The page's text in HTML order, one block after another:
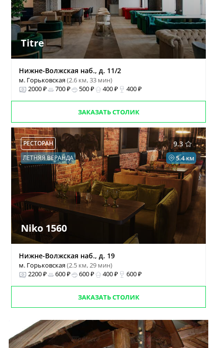
Titre
Нижне-Волжская наб., д. 11/2
м. Горьковская(2.6 км, 33 мин)
2000 ₽
700 ₽ 500 ₽ 400 ₽ 400 ₽
ЗАКАЗАТЬ СТОЛИК
9.3
РЕСТОРАН
5.4 км
ЛЕТНЯЯ ВЕРАНДА
Niko 1560
Нижне-Волжская наб., д. 19
м. Горьковская(2.5 км, 29 мин)
2200 ₽
600 ₽ 600 ₽ 400 ₽ 600 ₽
ЗАКАЗАТЬ СТОЛИК